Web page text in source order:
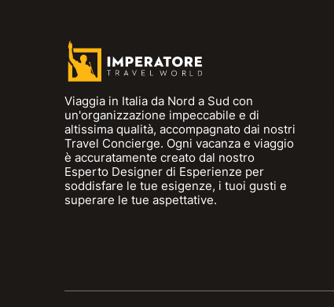
Viaggia in Italia da Nord a Sud con
un'organizzazione impeccabile e di
altissima qualità, accompagnato dai nostri
Travel Concierge. Ogni vacanza e viaggio
è accuratamente creato dal nostro
Esperto Designer di Esperienze per
soddisfare le tue esigenze, i tuoi gusti e
superare le tue aspettative.